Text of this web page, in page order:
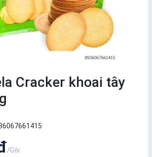
Cracker khoai tây
/Gói